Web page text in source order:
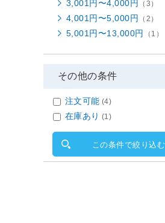
3,001円〜4,000円 （3）
4,001円〜5,000円 （2）
5,001円〜13,000円 （1）
その他の条件
注文可能 (4)
在庫あり (1)
この条件で絞り込む